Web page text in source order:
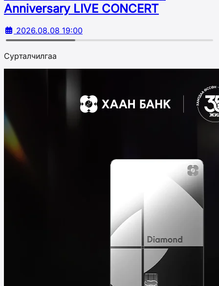
Аnniversary LIVE CONCERT
2026.08.08 19:00
Сурталчилгаа